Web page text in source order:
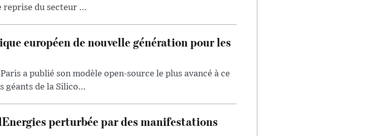
du secteur ...
européen de nouvelle génération pour les
a publié son modèle open-source le plus avancé à ce
géants de la Silico...
perturbée par des manifestations